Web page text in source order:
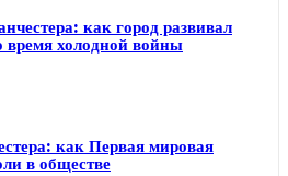
как город развивал
время холодной войны
как Первая мировая
в обществе